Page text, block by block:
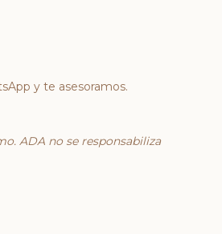
y te asesoramos.
ADA no se responsabiliza